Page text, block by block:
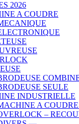
2026
A COUDRE
SEULE
INDUSTRIELLE
A
–